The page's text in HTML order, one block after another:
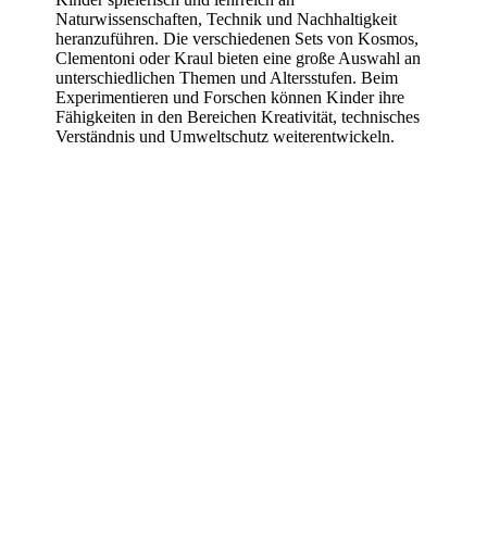
Naturwissenschaften, Technik und Nachhaltigkeit
heranzuführen. Die verschiedenen Sets von Kosmos,
Clementoni oder Kraul bieten eine große Auswahl an
unterschiedlichen Themen und Altersstufen. Beim
Experimentieren und Forschen können Kinder ihre
Fähigkeiten in den Bereichen Kreativität, technisches
Verständnis und Umweltschutz weiterentwickeln.